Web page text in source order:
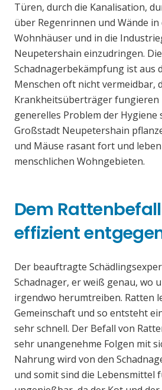
Türen, durch die Kanalisation,
über Regenrinnen und Wände
Wohnhäuser und in die
Neupetershain einzudringen. Die
Schadnagerbekämpfung ist aus
Menschen oft nicht vermeidbar,
Krankheitsüberträger fungieren
generelles Problem der Hygiene
Großstadt Neupetershain
und Mäuse rasant fort und
menschlichen Wohngebieten.
Dem
effizient
Der beauftragte
Schadnager, er weiß genau, wo
irgendwo herumtreiben. Ratten
Gemeinschaft und so entsteht
sehr schnell. Der Befall von
sehr unangenehme Folgen mit
Nahrung wird von den
und somit sind die Lebensmittel